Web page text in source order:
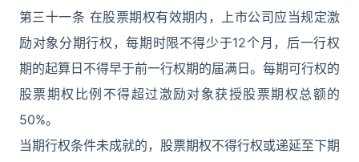
第三十一条 在股票期权有效期内，上市公司应当规定激
励对象分期行权，每期时限不得少于12个月，后一行权
期的起算日不得早于前一行权期的届满日。每期可行权的
股票期权比例不得超过激励对象获授股票期权总额的
50%。
当期行权条件未成就的，股票期权不得行权或递延至下期